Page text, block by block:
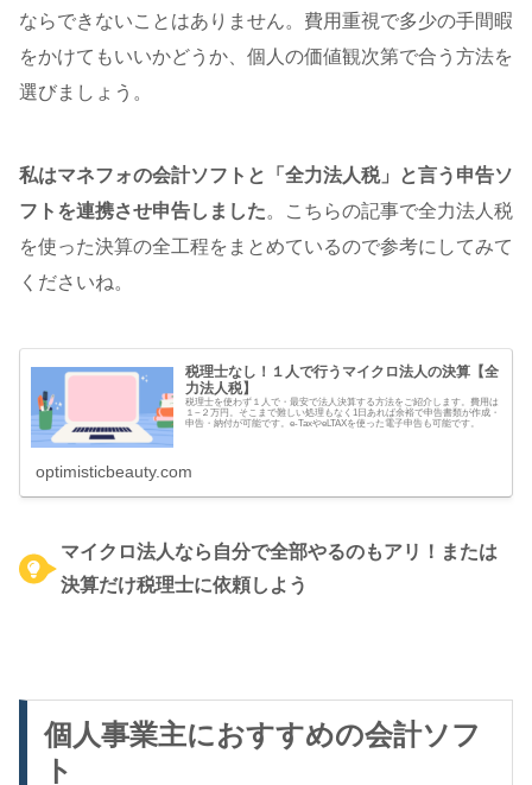
ならできないことはありません。費用重視で多少の手間暇
をかけてもいいかどうか、個人の価値観次第で合う方法を
選びましょう。
私はマネフォの会計ソフトと「全力法人税」と言う申告ソ
フトを連携させ申告しました。こちらの記事で全力法人税
を使った決算の全工程をまとめているので参考にしてみて
くださいね。
税理士なし！１人で行うマイクロ法人の決算【全
力法人税】
税理士を使わず１人で・最安で法人決算する方法をご紹介します。費用は
１~２万円。そこまで難しい処理もなく1日あれば余裕で申告書類が作成・
申告・納付が可能です。e-TaxやeLTAXを使った電子申告も可能です。
optimisticbeauty.com
マイクロ法人なら自分で全部やるのもアリ！または
決算だけ税理士に依頼しよう
個人事業主におすすめの会計ソフ
ト